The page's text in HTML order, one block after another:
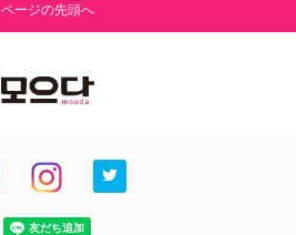
ページの先頭へ